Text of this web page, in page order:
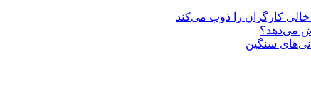
می‌دهد؟
سنگین